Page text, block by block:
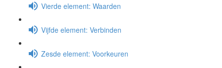
Vierde element: Waarden
Vijfde element: Verbinden
Zesde element: Voorkeuren